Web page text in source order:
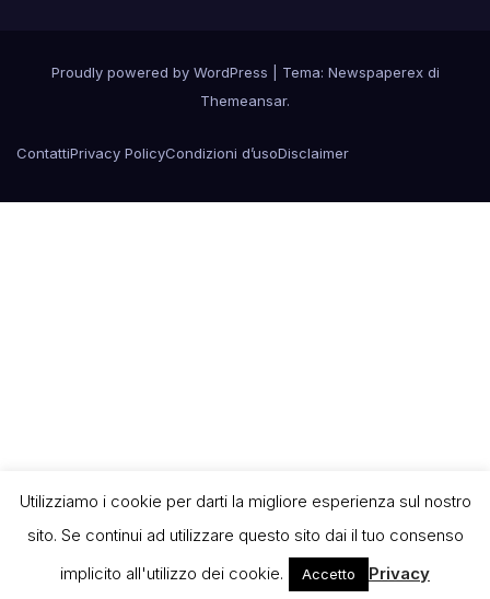
Proudly powered by WordPress
Tema: Newspaperex di
Themeansar.
ContattiPrivacy PolicyCondizioni d’usoDisclaimer
Utilizziamo i cookie per darti la migliore esperienza sul nostro
sito. Se continui ad utilizzare questo sito dai il tuo consenso
implicito all'utilizzo dei cookie.
Accetto Privacy